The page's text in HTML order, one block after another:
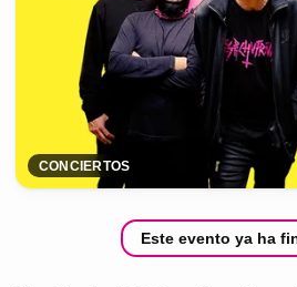
CONCIERTOS
Este evento ya ha